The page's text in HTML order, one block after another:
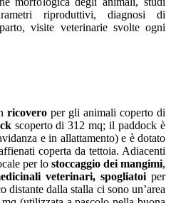
riproduttivi, diagnosi di
visite veterinarie svolte ogni
ricovero per gli animali coperto di
scoperto di 312 mq; il paddock è
e in allattamento) e è dotato
coperta da tettoia. Adiacenti
per lo stoccaggio dei mangimi,
veterinari, spogliatoi per
distante dalla stalla ci sono un’area